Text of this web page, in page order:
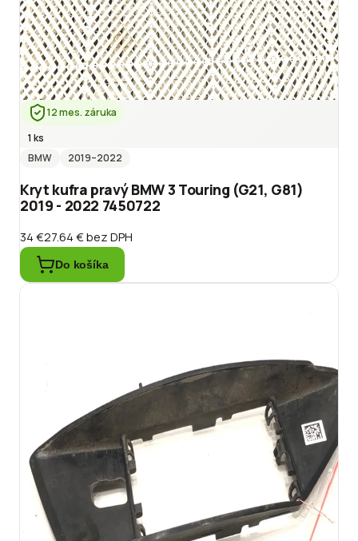
12 mes. záruka
1 ks
BMW
2019–2022
Kryt kufra pravý BMW 3 Touring (G21, G81)
2019 - 2022 7450722
34 €27.64 €bez DPH
Do košíka